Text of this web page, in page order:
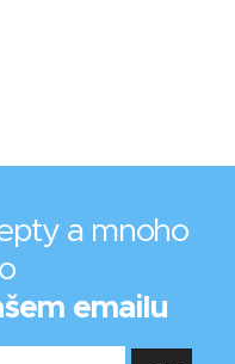
a mnoho
emailu